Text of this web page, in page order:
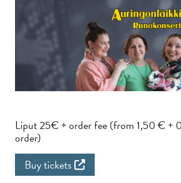
Liput 25€ + order fee (from 1,50 € +
order)
Buy tickets